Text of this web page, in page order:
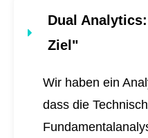
Dual Analytics
Ziel"
Wir haben ein
dass die